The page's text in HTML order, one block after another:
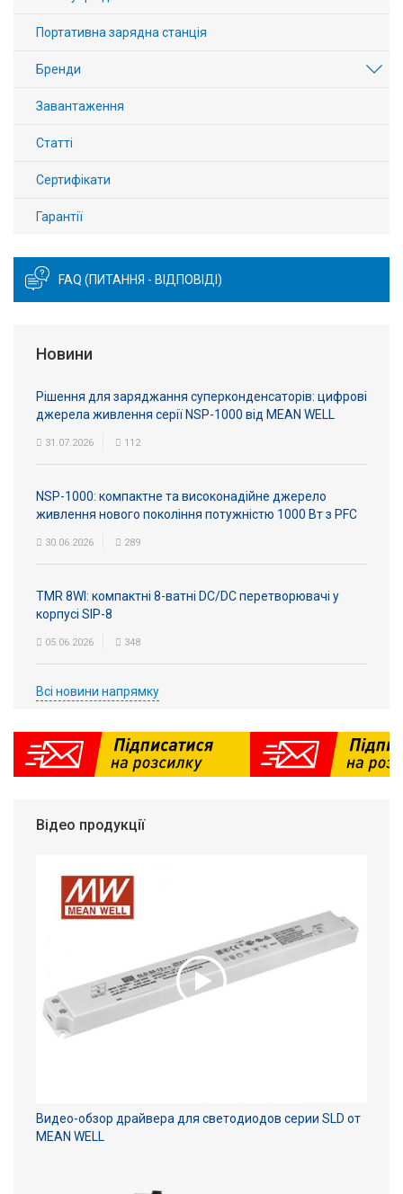
Портативна зарядна станція
Бренди
Завантаження
Статті
Сертифікати
Гарантії
FAQ (ПИТАННЯ - ВІДПОВІДІ)
Новини
Рішення для заряджання суперконденсаторів: цифрові
джерела живлення серії NSP-1000 від MEAN WELL
31.07.2026 112
NSP-1000: компактне та високонадійне джерело
живлення нового покоління потужністю 1000 Вт з PFC
30.06.2026 289
TMR 8WI: компактні 8-ватні DC/DC перетворювачі у
корпусі SIP-8
05.06.2026 348
Всі новини напрямку
Відео продукції
Видео-обзор драйвера для светодиодов серии SLD от
MEAN WELL